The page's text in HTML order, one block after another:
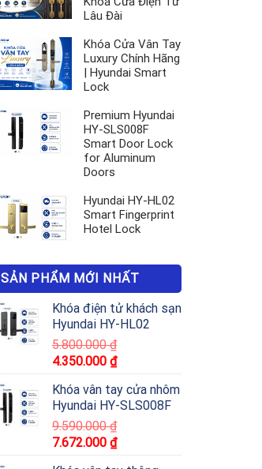
Lâu Đài
Khóa Cửa Vân Tay
Luxury Chính Hãng
| Hyundai Smart
Lock
Premium Hyundai
HY-SLS008F
Smart Door Lock
for Aluminum
Doors
Hyundai HY-HL02
Smart Fingerprint
Hotel Lock
SẢN PHẨM MỚI NHẤT
Khóa điện tử khách sạn
Hyundai HY-HL02
5.800.000₫
4.350.000 ₫
Khóa vân tay cửa nhôm
Hyundai HY-SLS008F
9.590.000₫
7.672.000 ₫